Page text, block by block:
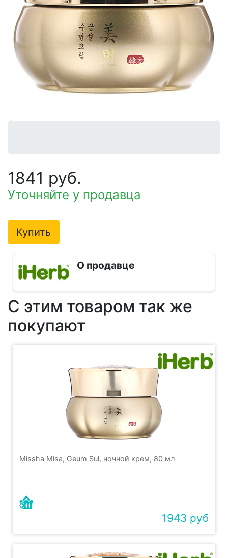
1841 руб.
Уточняйте у продавца
Купить
О продавце
С этим товаром так же
покупают
Missha Misa, Geum Sul, ночной крем, 80 мл
1943 руб